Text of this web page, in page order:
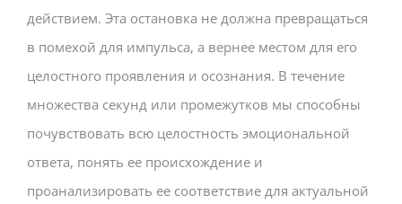
действием. Эта остановка не должна превращаться
в помехой для импульса, а вернее местом для его
целостного проявления и осознания. В течение
множества секунд или промежутков мы способны
почувствовать всю целостность эмоциональной
ответа, понять ее происхождение и
проанализировать ее соответствие для актуальной